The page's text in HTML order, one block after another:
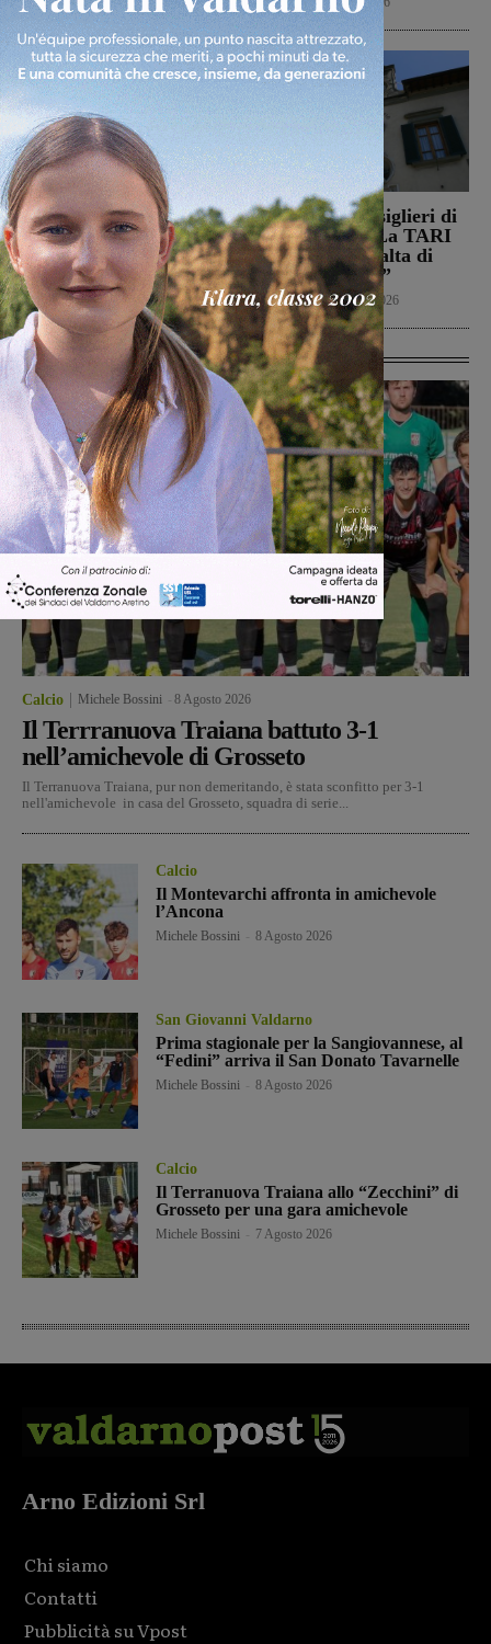
Il Montevarchi affronta
in amichevole l’Ancona
Calcio 8 Agosto 2026
Reggello, i consiglieri di
opposizione: “La TARI
2026 resta più alta di
quella del 2022”
Politica 8 Agosto 2026
Ultime Calcio
Calcio Michele Bossini 8 Agosto 2026
Il Terrranuova Traiana battuto 3-1
nell’amichevole di Grosseto
Il Terranuova Traiana, pur non demeritando, è stata sconfitto per 3-1
nell'amichevole in casa del Grosseto, squadra di serie...
Calcio
Il Montevarchi affronta in amichevole
l’Ancona
Michele Bossini 8 Agosto 2026
San Giovanni Valdarno
Prima stagionale per la Sangiovannese, al
“Fedini” arriva il San Donato Tavarnelle
Michele Bossini 8 Agosto 2026
Calcio
Il Terranuova Traiana allo “Zecchini” di
Grosseto per una gara amichevole
Michele Bossini 7 Agosto 2026
Arno Edizioni Srl
Chi siamo
Contatti
Pubblicità su Vpost